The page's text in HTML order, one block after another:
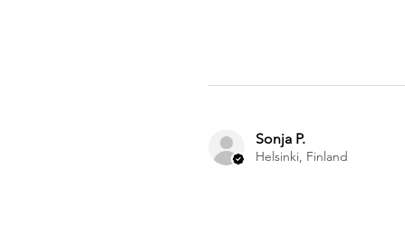
Sonja P.
Helsinki, Finland